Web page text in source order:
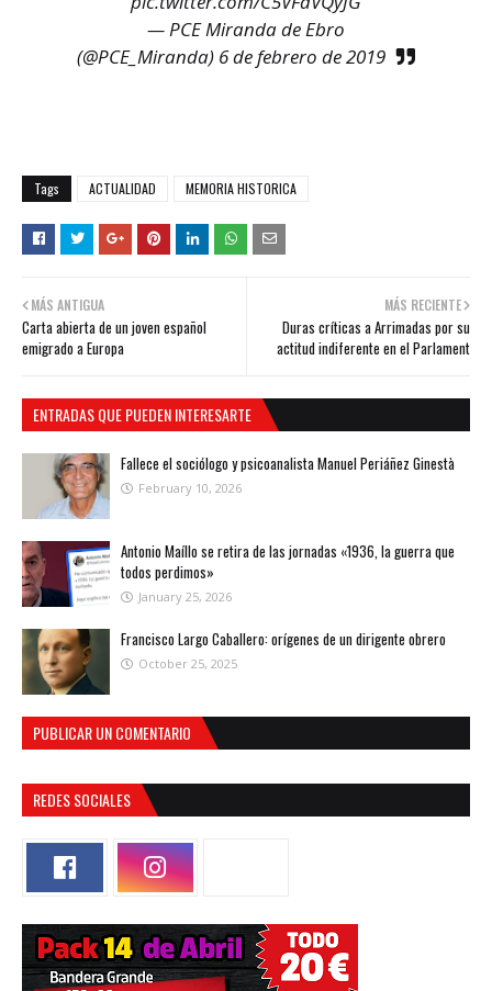
— PCE Miranda de Ebro
(@PCE_Miranda) 6 de febrero de 2019
Tags ACTUALIDAD MEMORIA HISTORICA
MÁS RECIENTE
Duras críticas a Arrimadas por su
actitud indiferente en el Parlament
MÁS ANTIGUA
Carta abierta de un joven español
emigrado a Europa
ENTRADAS QUE PUEDEN INTERESARTE
Fallece el sociólogo y psicoanalista Manuel Periáñez Ginestà
February 10, 2026
Antonio Maíllo se retira de las jornadas «1936, la guerra que
todos perdimos»
January 25, 2026
Francisco Largo Caballero: orígenes de un dirigente obrero
October 25, 2025
PUBLICAR UN COMENTARIO
REDES SOCIALES